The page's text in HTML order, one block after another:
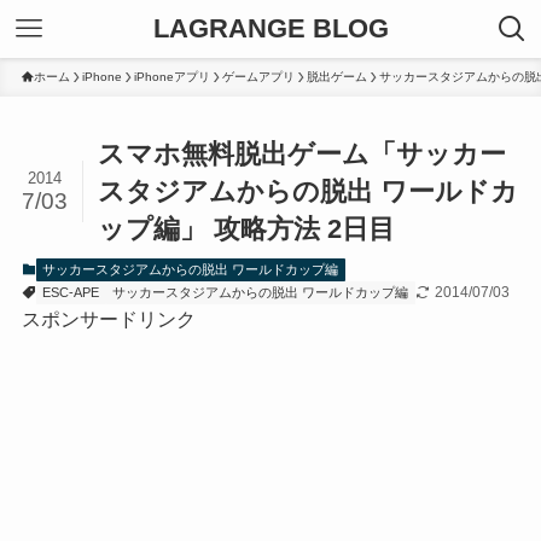
LAGRANGE BLOG
ホーム iPhone iPhoneアプリ ゲームアプリ 脱出ゲーム サッカースタジアムからの脱
スマホ無料脱出ゲーム「サッカー
スタジアムからの脱出 ワールドカ
ップ編」 攻略方法 2日目
2014
7/03
サッカースタジアムからの脱出 ワールドカップ編
ESC-APE
サッカースタジアムからの脱出 ワールドカップ編 2014/07/03
スポンサードリンク